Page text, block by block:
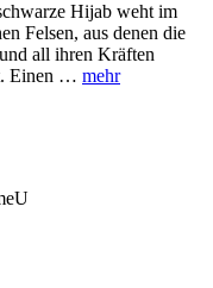
Hijab weht im
Felsen, aus denen die
all ihren Kräften
Einen … mehr